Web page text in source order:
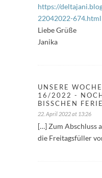
https://
22042022-674.html
Liebe Grüße
Janika
UNSERE
16/2022 -
BISSCHEN
22. April 2022 at 13:26
[…] Zum Abschluss
die Freitagsfüller